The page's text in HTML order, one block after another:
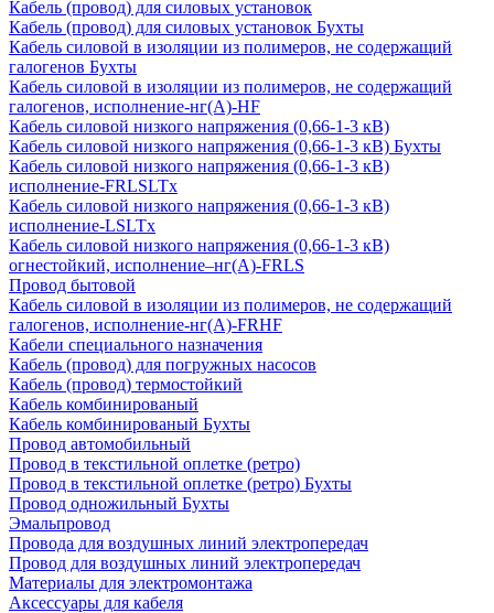
Кабель (провод) для силовых установок
Кабель (провод) для силовых установок Бухты
Кабель силовой в изоляции из полимеров, не содержащий
галогенов Бухты
Кабель силовой в изоляции из полимеров, не содержащий
галогенов, исполнение-нг(А)-HF
Кабель силовой низкого напряжения (0,66-1-3 кВ)
Кабель силовой низкого напряжения (0,66-1-3 кВ) Бухты
Кабель силовой низкого напряжения (0,66-1-3 кВ)
исполнение-FRLSLTx
Кабель силовой низкого напряжения (0,66-1-3 кВ)
исполнение-LSLTx
Кабель силовой низкого напряжения (0,66-1-3 кВ)
огнестойкий, исполнение–нг(А)-FRLS
Провод бытовой
Кабель силовой в изоляции из полимеров, не содержащий
галогенов, исполнение-нг(А)-FRHF
Кабели специального назначения
Кабель (провод) для погружных насосов
Кабель (провод) термостойкий
Кабель комбинированый
Кабель комбинированый Бухты
Провод автомобильный
Провод в текстильной оплетке (ретро)
Провод в текстильной оплетке (ретро) Бухты
Провод одножильный Бухты
Эмальпровод
Провода для воздушных линий электропередач
Провод для воздушных линий электропередач
Материалы для электромонтажа
Аксессуары для кабеля